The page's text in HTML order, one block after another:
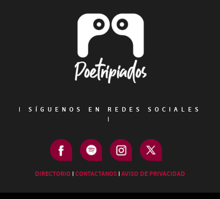
|
SÍGUENOS EN REDES SOCIALES
|
DIRECTORIO |CONTACTANOS |AVISO DE PRIVACIDAD